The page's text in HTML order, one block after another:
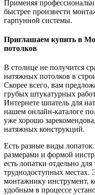
Применяя
быстрее произвести
гарпунной системы.
Приглашаем купить в
потолков
В столице не получится
натяжных потолков в
Скорее всего, вам
грубых штукатурных
Интернете шпатель для
нашем онлайн-каталоге
уже хорошо
натяжных конструкций.
Есть разные виды
размерами и формой
есть лопатки отдельно
труднодоступных местах.
монтажнику инструмент,
удобным в процессе